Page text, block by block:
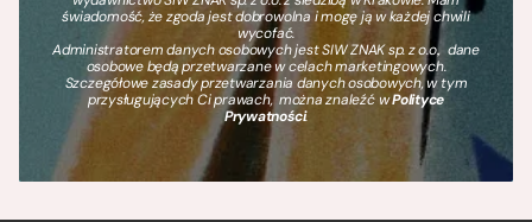
świadomość, że zgoda jest dobrowolna i mogę ją w każdej chwili
wycofać.
Administratorem danych osobowych jest SIW ZNAK sp. z o.o., dane
osobowe będą przetwarzane w celach marketingowych.
Szczegółowe zasady przetwarzania danych osobowych, w tym
przysługujących Ci prawach, można znaleźć wPolityce
Prywatności.